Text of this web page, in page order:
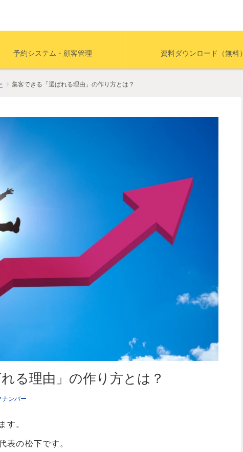
予約システム・顧客管理 資料ダウンロード（無料）
集客できる「選ばれる理由」の作り方とは？
る理由」の作り方とは？
ナンバー
す。
表の松下です。